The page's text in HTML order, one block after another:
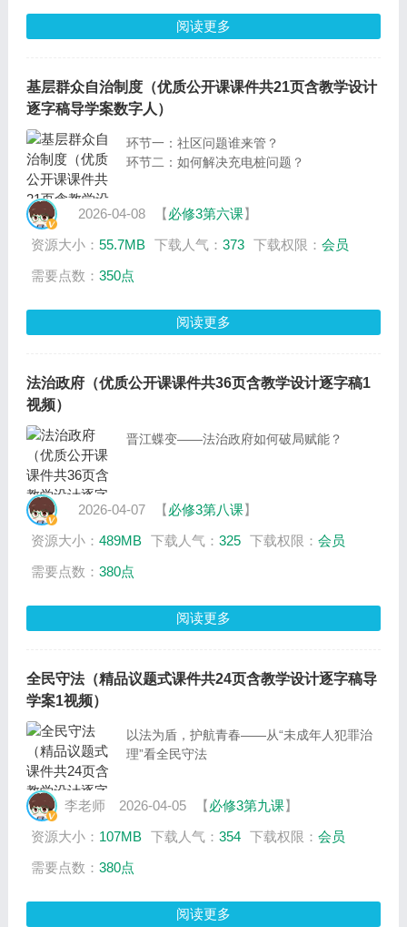
阅读更多
基层群众自治制度（优质公开课课件共21页含教学设计
逐字稿导学案数字人）
环节一：社区问题谁来管？
环节二：如何解决充电桩问题？
2026-04-08 【必修3第六课】
资源大小： 55.7MB 下载人气： 373 下载权限： 会员
需要点数： 350点
阅读更多
法治政府（优质公开课课件共36页含教学设计逐字稿1
视频）
晋江蝶变——法治政府如何破局赋能？
2026-04-07 【必修3第八课】
资源大小： 489MB 下载人气： 325 下载权限： 会员
需要点数： 380点
阅读更多
全民守法（精品议题式课件共24页含教学设计逐字稿导
学案1视频）
以法为盾，护航青春——从“未成年人犯罪治
理”看全民守法
李老师 2026-04-05 【必修3第九课】
资源大小： 107MB 下载人气： 354 下载权限： 会员
需要点数： 380点
阅读更多